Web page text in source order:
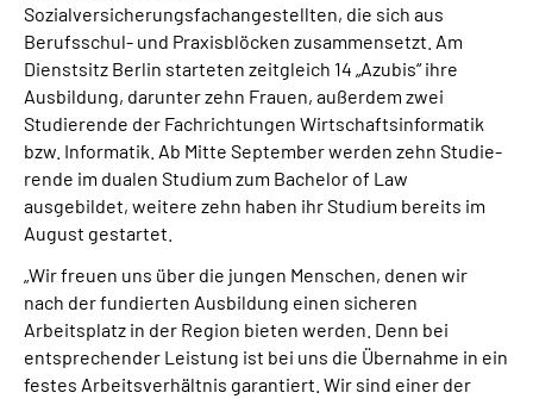
Sozialversicherungsfachangestellten, die sich aus
Berufsschul- und Praxis­blöcken zusammensetzt. Am
Dienstsitz Berlin starteten zeitgleich 14 „Azubis“ ihre
Ausbildung, darunter zehn Frauen, außerdem zwei
Studierende der Fach­rich­tungen Wirtschaftsinformatik
bzw. Informatik. Ab Mitte September werden zehn Studie­
rende im dualen Studium zum Bachelor of Law
ausgebildet, weitere zehn haben ihr Studium bereits im
August gestartet.
„Wir freuen uns über die jungen Menschen, denen wir
nach der fundierten Ausbil­dung einen sicheren
Arbeitsplatz in der Region bieten werden. Denn bei
entspre­chender Leistung ist bei uns die Übernahme in ein
festes Arbeitsverhältnis garan­tiert. Wir sind einer der